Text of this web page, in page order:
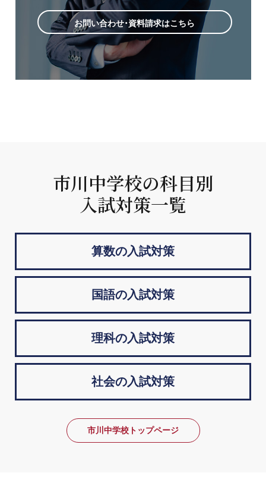
お問い合わせ・資料請求はこちら
市川中学校の科目別
入試対策一覧
算数の入試対策
国語の入試対策
理科の入試対策
社会の入試対策
市川中学校トップページ